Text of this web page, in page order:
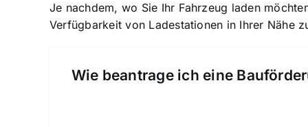
Je nachdem, wo Sie Ihr Fahrzeug laden
Verfügbarkeit von Ladestationen in Ihrer Nähe
Wie beantrage ich eine